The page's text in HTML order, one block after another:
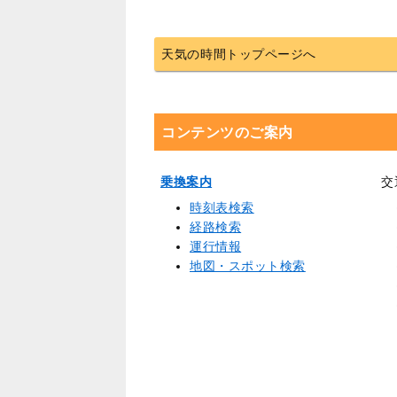
天気の時間トップページへ
コンテンツのご案内
乗換案内
時刻表検索
経路検索
運行情報
地図・スポット検索
交